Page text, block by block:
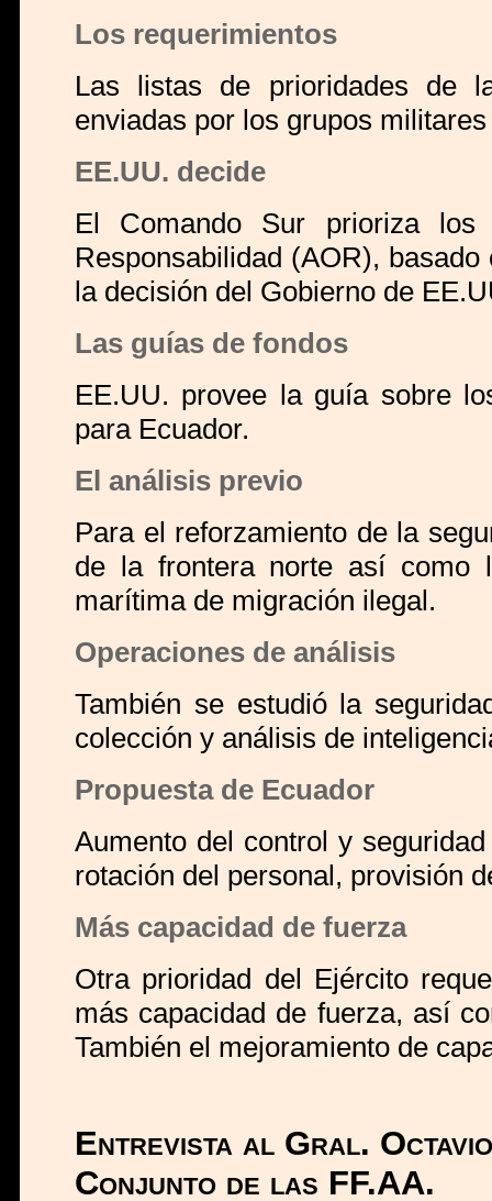
Los requerimientos
Las listas de prioridades de
enviadas por los grupos
EE.UU. decide
El Comando Sur prioriza
Responsabilidad (AOR),
la decisión del Gobierno de
Las guías de fondos
EE.UU. provee la guía sobre
para Ecuador.
El análisis previo
Para el reforzamiento de la
de la frontera norte así como
marítima de migración ilegal.
Operaciones de análisis
También se estudió la
colección y análisis de
Propuesta de Ecuador
Aumento del control y
rotación del personal, provisión
Más capacidad de fuerza
Otra prioridad del Ejército
más capacidad de fuerza, así
También el mejoramiento de
Entrevista al Gral.
Conjunto de las FF.AA.